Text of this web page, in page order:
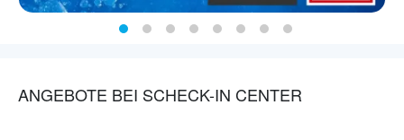
ANGEBOTE BEI SCHECK-IN CENTER